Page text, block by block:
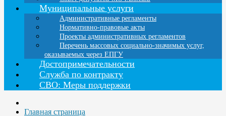
Муниципальные услуги
Административные регламенты
Нормативно-правовые акты
Проекты административных регламентов
Перечень массовых социально-значимых услуг,
оказываемых через ЕПГУ
Достопримечательности
Служба по контракту
СВО: Меры поддержки
Главная страница